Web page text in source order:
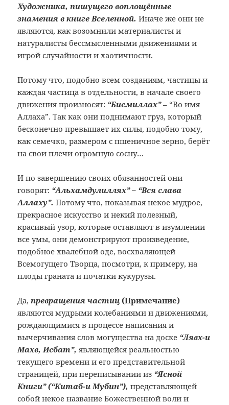
Художника, пишущего воплощённые
знамения в книге Вселенной. Иначе же они не
являются, как возомнили материалисты и
натуралисты бессмысленными движениями и
игрой случайности и хаотичности.
Потому что, подобно всем созданиям, частицы и
каждая частица в отдельности, в начале своего
движения произносят: “Бисмиллах”– “Во имя
Аллаха”. Так как они поднимают груз, который
бесконечно превышает их силы, подобно тому,
как семечко, размером с пшеничное зерно, берёт
на свои плечи огромную сосну…
И по завершению своих обязанностей они
говорят: “Альхамдулиллях” – “Вся слава
Аллаху”. Потому что, показывая некое мудрое,
прекрасное искусство и некий полезный,
красивый узор, которые оставляют в изумлении
все умы, они демонстрируют произведение,
подобное хвалебной оде, восхваляющей
Всемогущего Творца, посмотри, к примеру, на
плоды граната и початки кукурузы.
Да,превращения частиц (Примечание)
являются мудрыми колебаниями и движениями,
рождающимися в процессе написания и
вычерчивания слов могущества на доске “Лявх-и
Махв, Исбат”, являющейся реальностью
текущего времени и его представительной
страницей, при переписывании из “Ясной
Книги” (“Китаб-и Мубин”), представляющей
собой некое название Божественной воли и